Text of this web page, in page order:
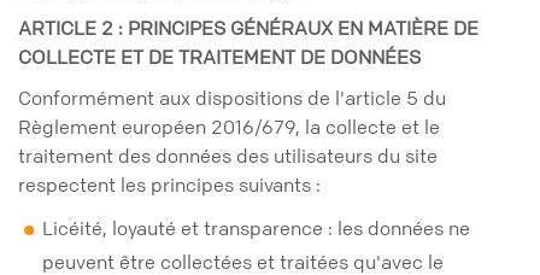
ARTICLE 2 : PRINCIPES GÉNÉRAUX EN MATIÈRE DE
COLLECTE ET DE TRAITEMENT DE DONNÉES
Conformément aux dispositions de l'article 5 du
Règlement européen 2016/679, la collecte et le
traitement des données des utilisateurs du site
respectent les principes suivants :
Licéité, loyauté et transparence : les données ne
peuvent être collectées et traitées qu'avec le